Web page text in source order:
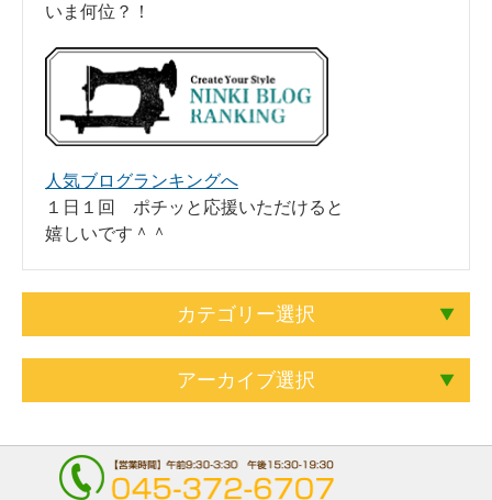
いま何位？！
人気ブログランキングへ
１日１回 ポチッと応援いただけると
嬉しいです＾＾
カテゴリー選択
アーカイブ選択